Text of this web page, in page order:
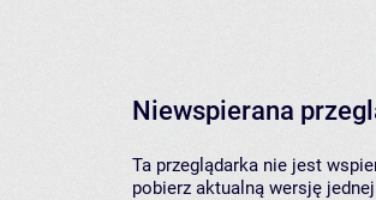
Niewspierana
Ta przeglądarka nie jest
pobierz aktualną wersję